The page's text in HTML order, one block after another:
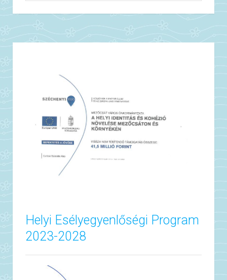
Helyi Esélyegyenlőségi Program
2023-2028